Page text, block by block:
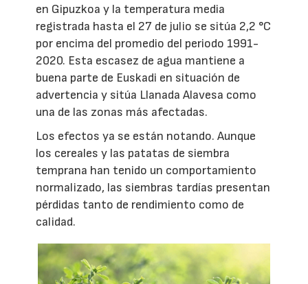
en Gipuzkoa y la temperatura media
registrada hasta el 27 de julio se sitúa 2,2 °C
por encima del promedio del periodo 1991-
2020. Esta escasez de agua mantiene a
buena parte de Euskadi en situación de
advertencia y sitúa Llanada Alavesa como
una de las zonas más afectadas.
Los efectos ya se están notando. Aunque
los cereales y las patatas de siembra
temprana han tenido un comportamiento
normalizado, las siembras tardías presentan
pérdidas tanto de rendimiento como de
calidad.